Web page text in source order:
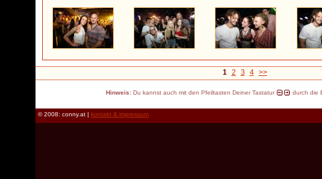
1 2 3 4 >>
Hinweis:Du kannst auch mit den Pfeiltasten Deiner Tastatur durch die
© 2008: conny.at | kontakt & impressum